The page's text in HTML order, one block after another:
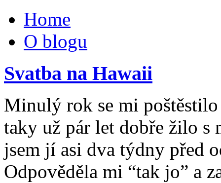
Home
O blogu
Svatba na Hawaii
Minulý rok se mi
taky už pár let dobře žilo
jsem jí asi dva týdny před
Odpověděla mi “tak jo” a